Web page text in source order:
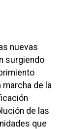
nuevas
surgiendo
de la
de las
que